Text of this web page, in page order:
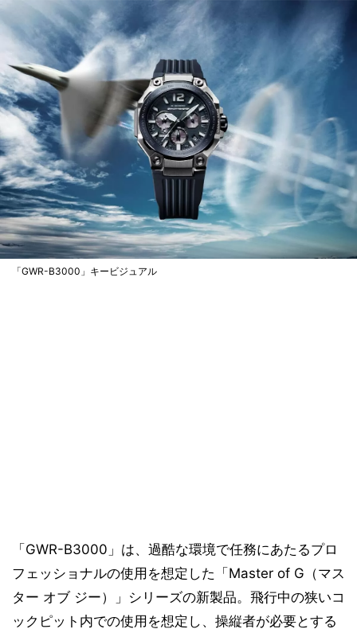
「GWR-B3000」キービジュアル
「GWR-B3000」は、過酷な環境で任務にあたるプロ
フェッショナルの使用を想定した「Master of G（マス
ター オブ ジー）」シリーズの新製品。飛行中の狭いコ
ックピット内での使用を想定し、操縦者が必要とする